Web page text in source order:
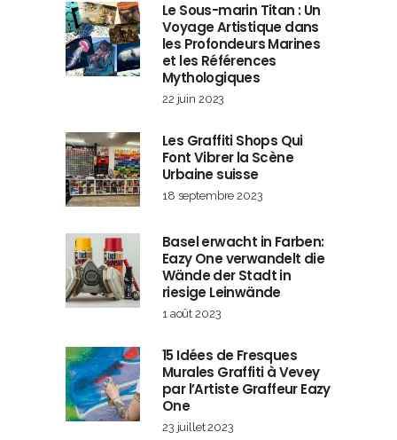
Le Sous-marin Titan : Un
Voyage Artistique dans
les Profondeurs Marines
et les Références
Mythologiques
22 juin 2023
Les Graffiti Shops Qui
Font Vibrer la Scène
Urbaine suisse
18 septembre 2023
Basel erwacht in Farben:
Eazy One verwandelt die
Wände der Stadt in
riesige Leinwände
1 août 2023
15 Idées de Fresques
Murales Graffiti à Vevey
par l’Artiste Graffeur Eazy
One
23 juillet 2023